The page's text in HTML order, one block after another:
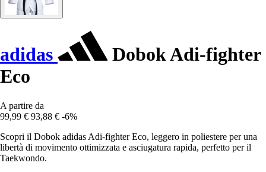
adidas
Dobok Adi-fighter
Eco
A partire da
99,99 € 93,88 € -6%
Scopri il Dobok adidas Adi-fighter Eco, leggero in poliestere per una
libertà di movimento ottimizzata e asciugatura rapida, perfetto per il
Taekwondo.